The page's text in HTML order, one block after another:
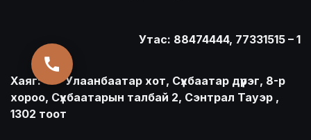
Утас: 88474444, 77331515 – 1
Хаяг:
​Улаанбаатар хот, Сүхбаатар дүүрэг, 8-р
хороо, Сүхбаатарын талбай 2, Сэнтрал Тауэр ,
1302 тоот